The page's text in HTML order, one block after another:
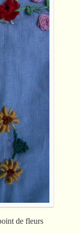
de fleurs